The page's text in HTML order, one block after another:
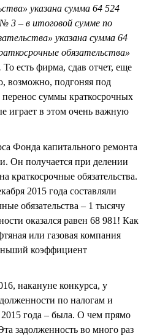
указана сумма 64 524
3 – в итоговой сумме по
указана сумма 64
обязательства»
То есть фирма, сдав отчет, еще
возможно, подгоняя под
суммы краткосрочных
играет в этом очень важную
Фонда капитального ремонта
Он получается при делении
краткосрочные обязательства.
2015 года составляли
обязательства – 1 тысячу
оказался равен 68 981! Как
или газовая компания
коэффициент
накануне конкурса, у
по налогам и
2015 года – была. О чем прямо
задолженность во много раз